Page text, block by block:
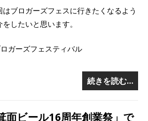
ブロガーズフェスに行きたくなるよう
したいと思います。
ガーズフェスティバル
続きを読む…
面ビール16周年創業祭」で